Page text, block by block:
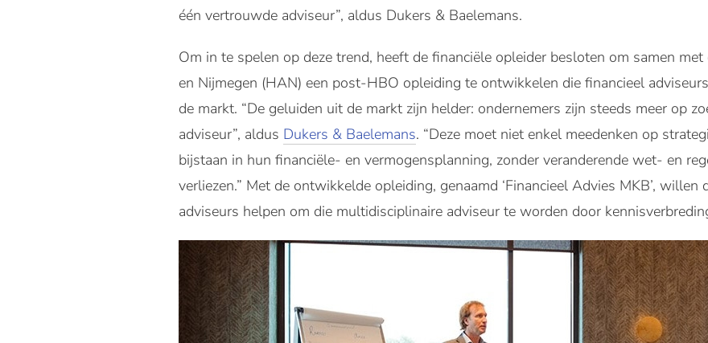
één vertrouwde adviseur”, aldus Dukers & Baelemans.
Om in te spelen op deze trend, heeft de financiële opleider besloten om samen
en Nijmegen (HAN) een post-HBO opleiding te ontwikkelen die financieel
de markt. “De geluiden uit de markt zijn helder: ondernemers zijn steeds meer op
adviseur”, aldus Dukers & Baelemans. “Deze moet niet enkel meedenken op
bijstaan in hun financiële- en vermogensplanning, zonder veranderende wet- en
verliezen.” Met de ontwikkelde opleiding, genaamd ‘Financieel Advies MKB’,
adviseurs helpen om die multidisciplinaire adviseur te worden door